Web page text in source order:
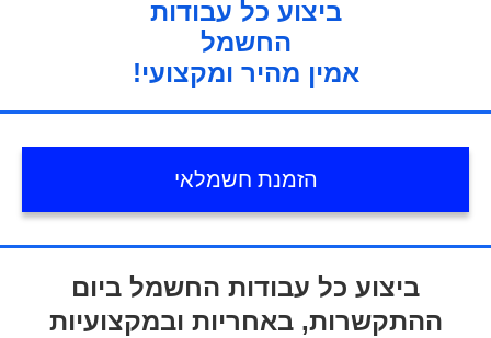
ביצוע כל עבודות
החשמל
!אמין מהיר ומקצועי
הזמנת חשמלאי
ביצוע כל עבודות החשמל ביום
ההתקשרות, באחריות ובמקצועיות